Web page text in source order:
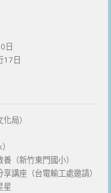
日
17日
局）
（新竹東門國小）
講座（台電輸工處邀請）
星